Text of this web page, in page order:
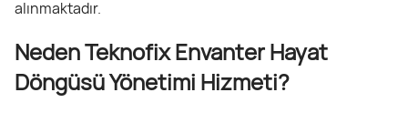
alınmaktadır.
Neden Teknofix Envanter Hayat
Döngüsü Yönetimi Hizmeti?